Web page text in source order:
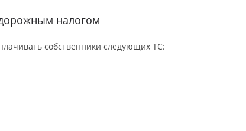
налогом
собственники следующих ТС: